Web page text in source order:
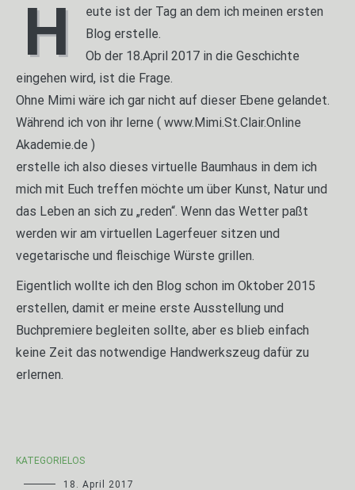
H
eute ist der Tag an dem ich meinen ersten
Blog erstelle.
Ob der 18.April 2017 in die Geschichte
eingehen wird, ist die Frage.
Ohne Mimi wäre ich gar nicht auf dieser Ebene gelandet.
Während ich von ihr lerne ( www.Mimi.St.Clair.Online
Akademie.de )
erstelle ich also dieses virtuelle Baumhaus in dem ich
mich mit Euch treffen möchte um über Kunst, Natur und
das Leben an sich zu „reden“. Wenn das Wetter paßt
werden wir am virtuellen Lagerfeuer sitzen und
vegetarische und fleischige Würste grillen.
Eigentlich wollte ich den Blog schon im Oktober 2015
erstellen, damit er meine erste Ausstellung und
Buchpremiere begleiten sollte, aber es blieb einfach
keine Zeit das notwendige Handwerkszeug dafür zu
erlernen.
KATEGORIELOS
18. April 2017